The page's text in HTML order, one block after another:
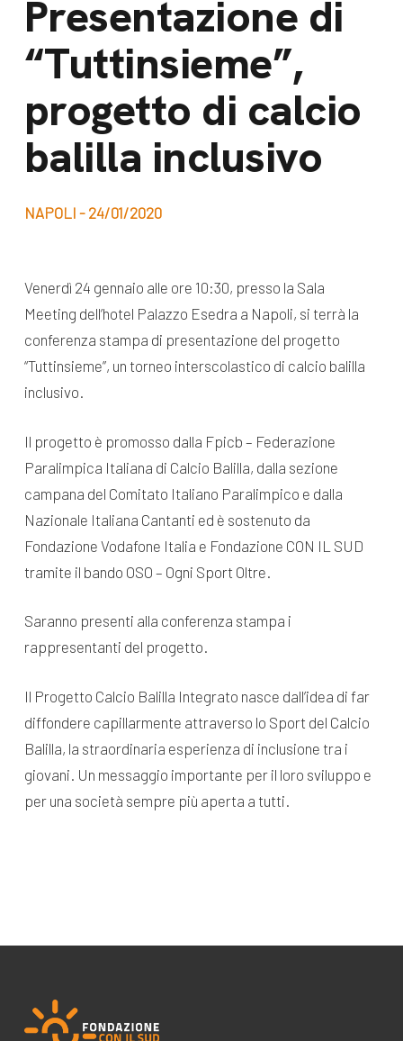
Presentazione di
“Tuttinsieme”,
progetto di calcio
balilla inclusivo
NAPOLI - 24/01/2020
Venerdì 24 gennaio alle ore 10:30, presso la Sala
Meeting dell’hotel Palazzo Esedra a Napoli, si terrà la
conferenza stampa di presentazione del progetto
“Tuttinsieme”, un torneo interscolastico di calcio balilla
inclusivo.
Il progetto è promosso dalla Fpicb – Federazione
Paralimpica Italiana di Calcio Balilla, dalla sezione
campana del Comitato Italiano Paralimpico e dalla
Nazionale Italiana Cantanti ed è sostenuto da
Fondazione Vodafone Italia e Fondazione CON IL SUD
tramite il bando OSO – Ogni Sport Oltre.
Saranno presenti alla conferenza stampa i
rappresentanti del progetto.
Il Progetto Calcio Balilla Integrato nasce dall’idea di far
diffondere capillarmente attraverso lo Sport del Calcio
Balilla, la straordinaria esperienza di inclusione tra i
giovani. Un messaggio importante per il loro sviluppo e
per una società sempre più aperta a tutti.
Lavora con noi
Bilancio di
missione
News e
appuntamenti
News
dal Sud
Campagne
Libri e
pubblicazioni
Docufilm
Seguici sui social: